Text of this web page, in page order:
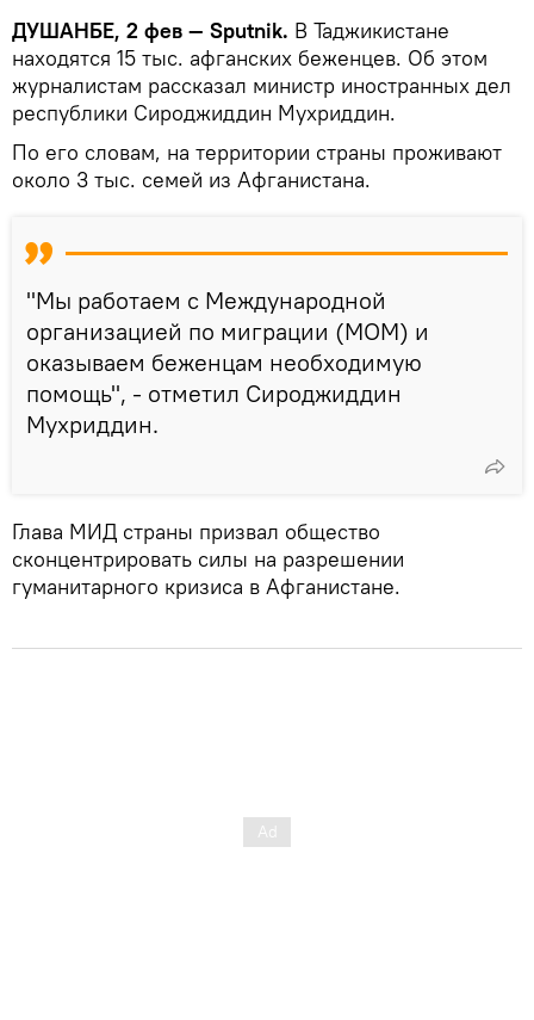
ДУШАНБЕ, 2 фев — Sputnik. В Таджикистане
находятся 15 тыс. афганских беженцев. Об этом
журналистам рассказал министр иностранных дел
республики Сироджиддин Мухриддин.
По его словам, на территории страны проживают
около 3 тыс. семей из Афганистана.
"Мы работаем с Международной
организацией по миграции (МОМ) и
оказываем беженцам необходимую
помощь", - отметил Сироджиддин
Мухриддин.
Глава МИД страны призвал общество
сконцентрировать силы на разрешении
гуманитарного кризиса в Афганистане.